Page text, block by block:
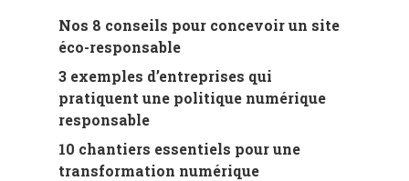
Nos 8 conseils pour concevoir un site
éco-responsable
3 exemples d’entreprises qui
pratiquent une politique numérique
responsable
10 chantiers essentiels pour une
transformation numérique